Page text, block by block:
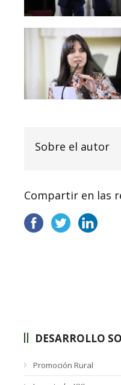
Sobre el autor
Compartir en las
DESARROLLO
Promoción Rural